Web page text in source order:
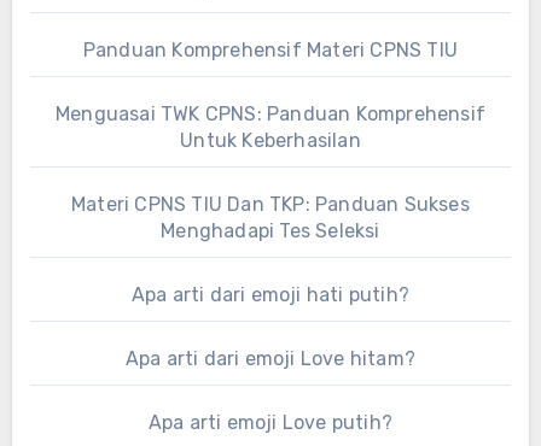
Panduan Komprehensif Materi CPNS TIU
Menguasai TWK CPNS: Panduan Komprehensif
Untuk Keberhasilan
Materi CPNS TIU Dan TKP: Panduan Sukses
Menghadapi Tes Seleksi
Apa arti dari emoji hati putih?
Apa arti dari emoji Love hitam?
Apa arti emoji Love putih?